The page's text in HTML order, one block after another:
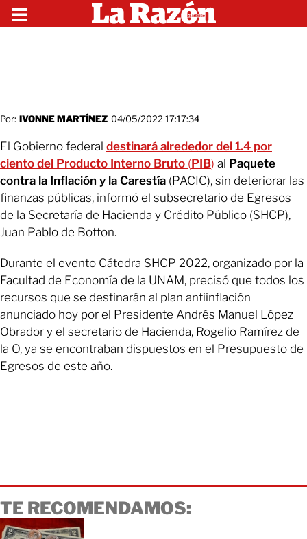
Por: IVONNE MARTÍNEZ 04/05/2022 17:17:34
El Gobierno federal destinará alrededor del 1.4 por
ciento del Producto Interno Bruto (PIB) al Paquete
contra la Inflación y la Carestía (PACIC), sin deteriorar las
finanzas públicas, informó el subsecretario de Egresos
de la Secretaría de Hacienda y Crédito Público (SHCP),
Juan Pablo de Botton.
Durante el evento Cátedra SHCP 2022, organizado por la
Facultad de Economía de la UNAM, precisó que todos los
recursos que se destinarán al plan antiinflación
anunciado hoy por el Presidente Andrés Manuel López
Obrador y el secretario de Hacienda, Rogelio Ramírez de
la O, ya se encontraban dispuestos en el Presupuesto de
Egresos de este año.
TE RECOMENDAMOS: